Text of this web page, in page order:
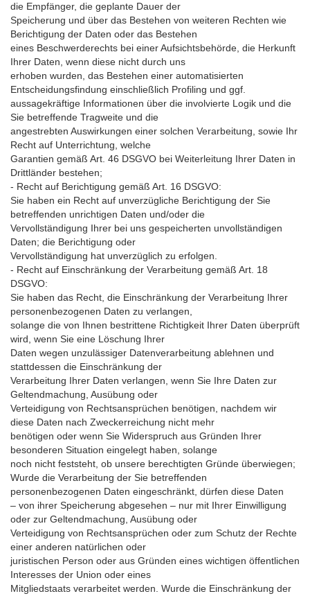
die Empfänger, die geplante Dauer der
Speicherung und über das Bestehen von weiteren Rechten wie
Berichtigung der Daten oder das Bestehen
eines Beschwerderechts bei einer Aufsichtsbehörde, die Herkunft
Ihrer Daten, wenn diese nicht durch uns
erhoben wurden, das Bestehen einer automatisierten
Entscheidungsfindung einschließlich Profiling und ggf.
aussagekräftige Informationen über die involvierte Logik und die
Sie betreffende Tragweite und die
angestrebten Auswirkungen einer solchen Verarbeitung, sowie Ihr
Recht auf Unterrichtung, welche
Garantien gemäß Art. 46 DSGVO bei Weiterleitung Ihrer Daten in
Drittländer bestehen;
- Recht auf Berichtigung gemäß Art. 16 DSGVO:
Sie haben ein Recht auf unverzügliche Berichtigung der Sie
betreffenden unrichtigen Daten und/oder die
Vervollständigung Ihrer bei uns gespeicherten unvollständigen
Daten; die Berichtigung oder
Vervollständigung hat unverzüglich zu erfolgen.
- Recht auf Einschränkung der Verarbeitung gemäß Art. 18
DSGVO:
Sie haben das Recht, die Einschränkung der Verarbeitung Ihrer
personenbezogenen Daten zu verlangen,
solange die von Ihnen bestrittene Richtigkeit Ihrer Daten überprüft
wird, wenn Sie eine Löschung Ihrer
Daten wegen unzulässiger Datenverarbeitung ablehnen und
stattdessen die Einschränkung der
Verarbeitung Ihrer Daten verlangen, wenn Sie Ihre Daten zur
Geltendmachung, Ausübung oder
Verteidigung von Rechtsansprüchen benötigen, nachdem wir
diese Daten nach Zweckerreichung nicht mehr
benötigen oder wenn Sie Widerspruch aus Gründen Ihrer
besonderen Situation eingelegt haben, solange
noch nicht feststeht, ob unsere berechtigten Gründe überwiegen;
Wurde die Verarbeitung der Sie betreffenden
personenbezogenen Daten eingeschränkt, dürfen diese Daten
– von ihrer Speicherung abgesehen – nur mit Ihrer Einwilligung
oder zur Geltendmachung, Ausübung oder
Verteidigung von Rechtsansprüchen oder zum Schutz der Rechte
einer anderen natürlichen oder
juristischen Person oder aus Gründen eines wichtigen öffentlichen
Interesses der Union oder eines
Mitgliedstaats verarbeitet werden. Wurde die Einschränkung der